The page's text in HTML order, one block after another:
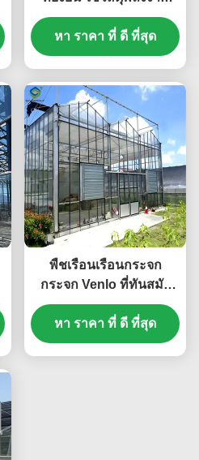
และระบบพลังงานที่เกิด
ใหม่ สนับสนุนนโยบาย
การเกษตรสีเขียว
หา ราคา ที่ ดี ที่สุด
พืชเรือนเรือนกระจก
กระจก Venlo ที่ทันสมัย
ปลูกฝักเขียว ปลูกฝักเขียว
ปลูกฝักเขียว
หา ราคา ที่ ดี ที่สุด